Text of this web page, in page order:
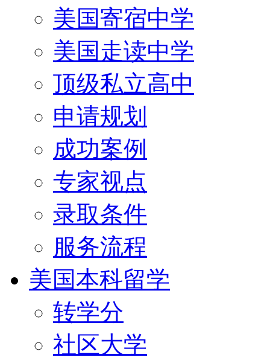
美国寄宿中学
美国走读中学
顶级私立高中
申请规划
成功案例
专家视点
录取条件
服务流程
美国本科留学
转学分
社区大学